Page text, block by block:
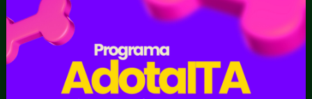
Despesas
Diárias
Emendas
parlamentares
Organizacional
Sic Físico
Solicitar
Recurso
Solicitar um
pedido